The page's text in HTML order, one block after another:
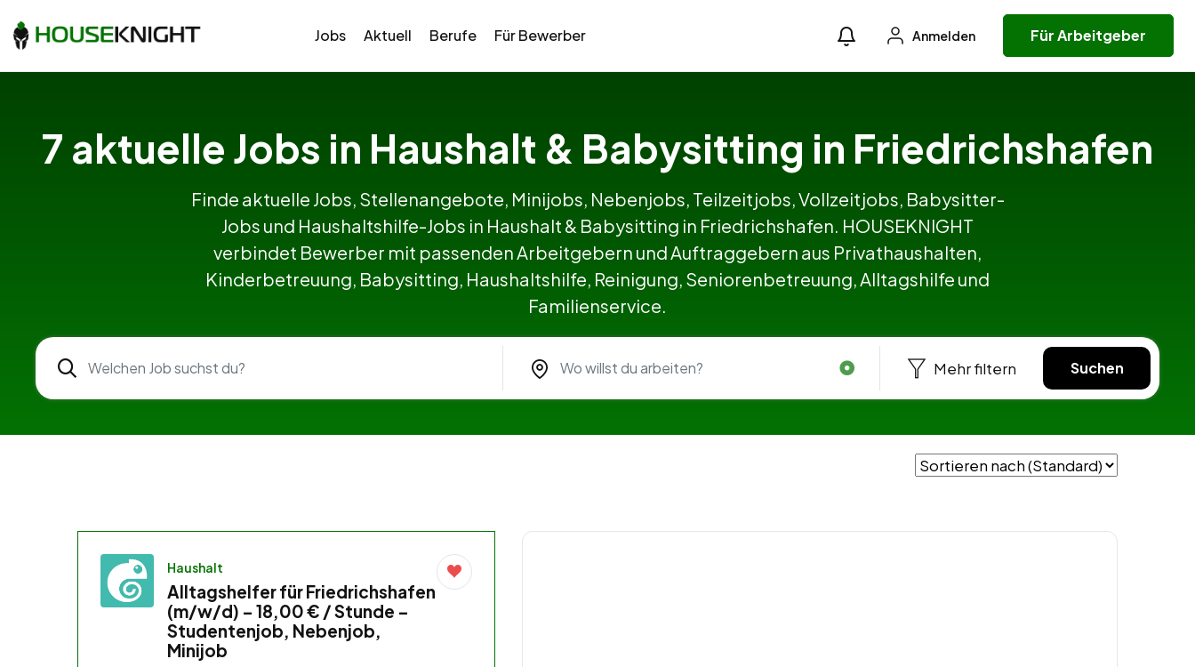
Jobs Aktuell Berufe Für Bewerber Anmelden Für Arbeitgeber
7 aktuelle Jobs in Haushalt & Babysitting in Friedrichshafen
Finde aktuelle Jobs, Stellenangebote, Minijobs, Nebenjobs, Teilzeitjobs, Vollzeitjobs, Babysitter-
Jobs und Haushaltshilfe-Jobs in Haushalt & Babysitting in Friedrichshafen. HOUSEKNIGHT
verbindet Bewerber mit passenden Arbeitgebern und Auftraggebern aus Privathaushalten,
Kinderbetreuung, Babysitting, Haushaltshilfe, Reinigung, Seniorenbetreuung, Alltagshilfe und
Familienservice.
Mehr filtern Suchen
Haushalt
Alltagshelfer für Friedrichshafen
(m/w/d) – 18,00 € / Stunde –
Studentenjob, Nebenjob,
Minijob